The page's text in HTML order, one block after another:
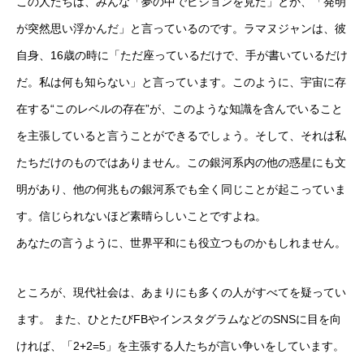
が突然思い浮かんだ」と言っているのです。ラマヌジャンは、彼
自身、16歳の時に「ただ座っているだけで、手が書いているだけ
だ。私は何も知らない」と言っています。このように、宇宙に存
在する“このレベルの存在”が、このような知識を含んでいること
を主張していると言うことができるでしょう。そして、それは私
たちだけのものではありません。この銀河系内の他の惑星にも文
明があり、他の何兆もの銀河系でも全く同じことが起こっていま
す。信じられないほど素晴らしいことですよね。
あなたの言うように、世界平和にも役立つものかもしれません。
ところが、現代社会は、あまりにも多くの人がすべてを疑ってい
ます。 また、ひとたびFBやインスタグラムなどのSNSに目を向
ければ、「2+2=5」を主張する人たちが言い争いをしています。